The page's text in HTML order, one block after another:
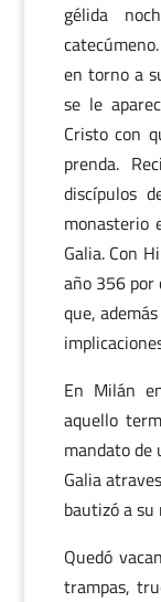
gélida
en torno a
se le
Cristo con
prenda.
discípulos
monasterio
Galia. Con
año 356 por
que,
En Milán
aquello
mandato de
Galia
bautizó a su
Quedó
trampas,